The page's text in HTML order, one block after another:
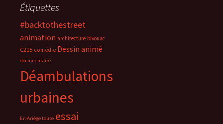
Étiquettes
#backtothestreet
animation architecture bivouac
C215 comédie Dessin animé
documentaire
Déambulations
urbaines
En Ariège toute essai